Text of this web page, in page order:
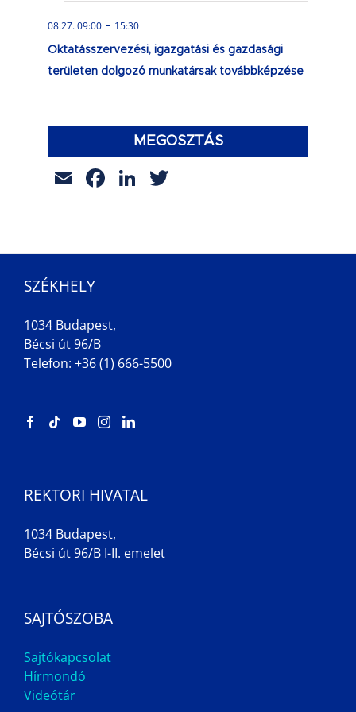
08.27. 09:00 - 15:30
Oktatásszervezési, igazgatási és gazdasági
területen dolgozó munkatársak továbbképzése
MEGOSZTÁS
EmailFacebook
LinkedIn
SZÉKHELY
1034 Budapest,
Bécsi út 96/B
Telefon: +36 (1) 666-5500
REKTORI HIVATAL
1034 Budapest,
Bécsi út 96/B I-II. emelet
SAJTÓSZOBA
Sajtókapcsolat
Hírmondó
Videótár